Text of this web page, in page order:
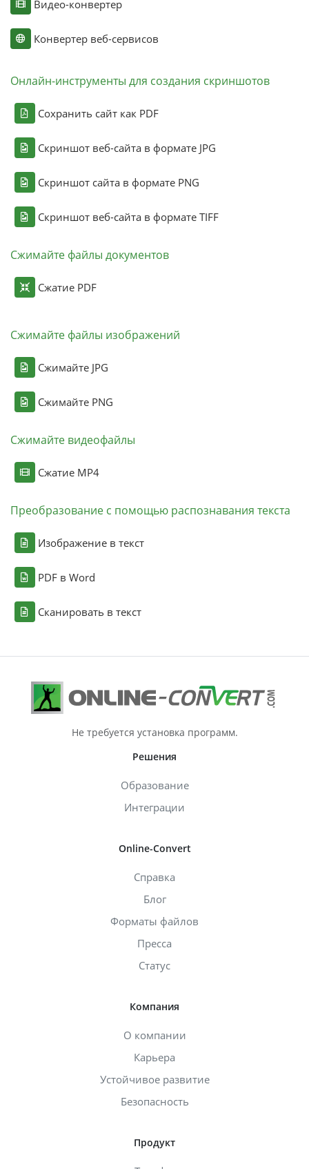
Видео-конвертер
Конвертер веб-сервисов
Онлайн-инструменты для создания скриншотов
Сохранить сайт как PDF
Скриншот веб-сайта в формате JPG
Скриншот сайта в формате PNG
Скриншот веб-сайта в формате TIFF
Сжимайте файлы документов
Сжатие PDF
Сжимайте файлы изображений
Сжимайте JPG
Сжимайте PNG
Сжимайте видеофайлы
Сжатие MP4
Преобразование с помощью распознавания текста
Изображение в текст
PDF в Word
Сканировать в текст
Не требуется установка программ.
Решения
Образование
Интеграции
Online-Convert
Справка
Блог
Форматы файлов
Пресса
Статус
Компания
О компании
Карьера
Устойчивое развитие
Безопасность
Продукт